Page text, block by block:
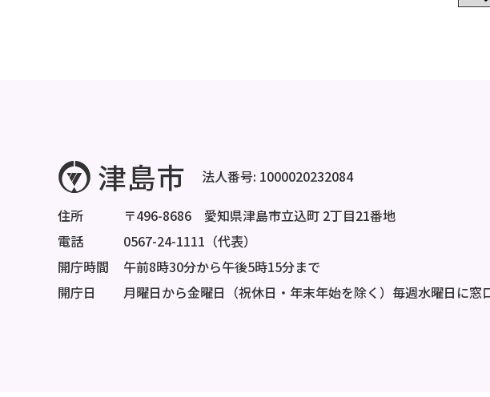
法人番号: 1000020232084
住所
〒496-8686 愛知県津島市立込町 2丁目21番地
電話
0567-24-1111（代表）
開庁時間
午前8時30分から午後5時15分まで
開庁日
月曜日から金曜日（祝休日・年末年始を除く）毎週水曜日に